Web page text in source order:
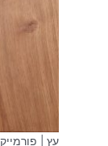
עץ |